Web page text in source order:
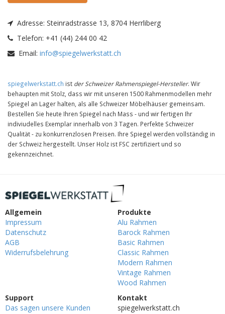
Adresse: Steinradstrasse 13, 8704 Herrliberg
Telefon: +41 (44) 244 00 42
Email: info@spiegelwerkstatt.ch
spiegelwerkstatt.ch ist der Schweizer Rahmenspiegel-Hersteller. Wir
behaupten mit Stolz, dass wir mit unseren 1500 Rahmenmodellen mehr
Spiegel an Lager halten, als alle Schweizer Möbelhäuser gemeinsam.
Bestellen Sie heute Ihren Spiegel nach Mass - und wir fertigen Ihr
indiviudelles Exemplar innerhalb von 3 Tagen. Perfekte Schweizer
Qualität - zu konkurrenzlosen Preisen. Ihre Spiegel werden vollständig in
der Schweiz hergestellt. Unser Holz ist FSC zertifiziert und so
gekennzeichnet.
Allgemein
Impressum
Datenschutz
AGB
Widerrufsbelehrung
Produkte
Alu Rahmen
Barock Rahmen
Basic Rahmen
Classic Rahmen
Modern Rahmen
Vintage Rahmen
Wood Rahmen
Support
Das sagen unsere Kunden
Kontakt
spiegelwerkstatt.ch